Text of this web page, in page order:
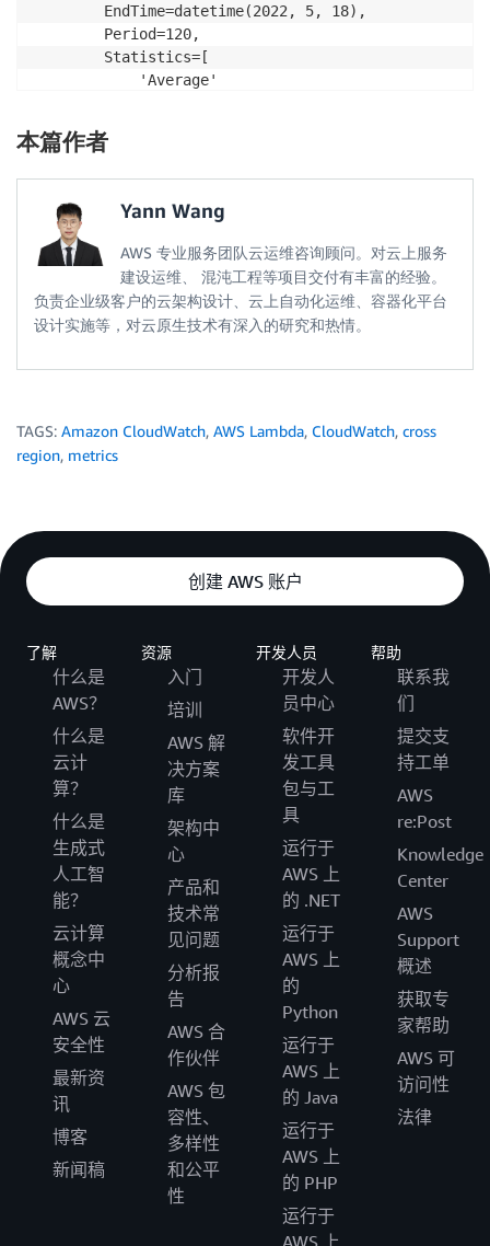
        EndTime=datetime(2022, 5, 18),
        Period=120,
        Statistics=[
            'Average'
        Unit='None'
    )
    response = cloudwatch.put_metric_data(
        MetricData = [
            {
'MetricName':
                'Unit': 'None',
                'Value': value
    )
本篇作者
Yann Wang
AWS 专业服务团队云运维咨询顾问。对云上服务
建设运维、 混沌工程等项目交付有丰富的经验。
负责企业级客户的云架构设计、云上自动化运维、容器化平台
设计实施等，对云原生技术有深入的研究和热情。
TAGS: Amazon CloudWatch, AWS Lambda, CloudWatch, cross
region, metrics
创建 AWS 账户
了解
什么是
AWS？
什么是
云计
算？
什么是
生成式
人工智
能？
云计算
概念中
心
AWS 云
安全性
最新资
讯
博客
新闻稿
资源
入门
培训
AWS 解
决方案
库
架构中
心
产品和
技术常
见问题
分析报
告
AWS 合
作伙伴
AWS 包
容性、
多样性
和公平
性
开发人员
开发人
员中心
软件开
发工具
包与工
具
运行于
AWS 上
的 .NET
运行于
AWS 上
的
Python
运行于
AWS 上
的 Java
运行于
AWS 上
的 PHP
运行于
AWS 上
帮助
联系我
们
提交支
持工单
AWS
re:Post
Knowledge
Center
AWS
Support
概述
获取专
家帮助
AWS 可
访问性
法律